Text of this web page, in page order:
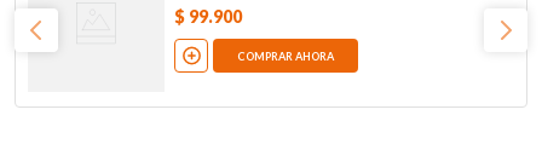
$ 99.900
COMPRAR AHORA